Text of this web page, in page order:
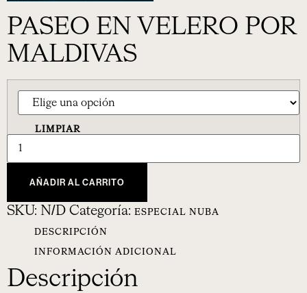
PASEO EN VELERO POR
MALDIVAS
LIMPIAR
AÑADIR AL CARRITO
SKU: N/D Categoría: ESPECIAL NUBA
DESCRIPCIÓN
INFORMACIÓN ADICIONAL
Descripción